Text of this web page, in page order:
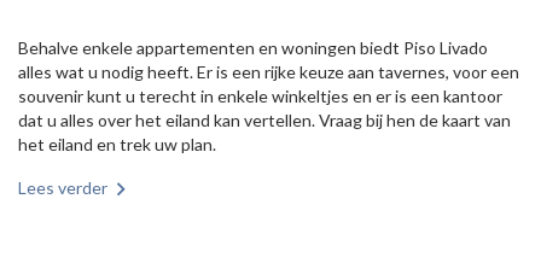
Behalve enkele appartementen en woningen biedt Piso Livado
alles wat u nodig heeft. Er is een rijke keuze aan tavernes, voor een
souvenir kunt u terecht in enkele winkeltjes en er is een kantoor
dat u alles over het eiland kan vertellen. Vraag bij hen de kaart van
het eiland en trek uw plan.
Lees verder